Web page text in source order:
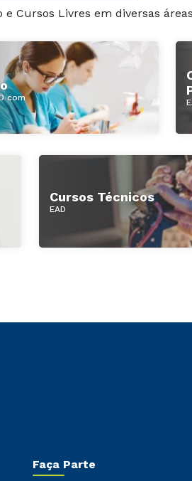
e Cursos Livres em diversas
com
Cursos Técnicos
EAD
Faça Parte